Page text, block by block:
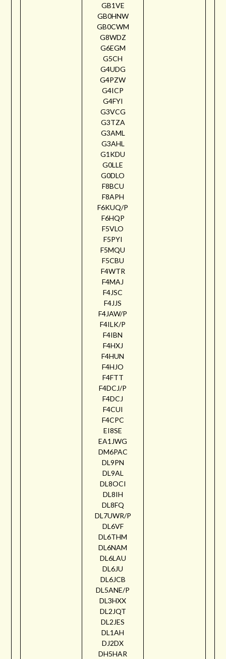
GB1VE
GB0HNW
GB0CWM
G8WDZ
G6EGM
G5CH
G4UDG
G4PZW
G4ICP
G4FYI
G3VCG
G3TZA
G3AML
G3AHL
G1KDU
G0LLE
G0DLO
F8BCU
F8APH
F6KUQ/P
F6HQP
F5VLO
F5PYI
F5MQU
F5CBU
F4WTR
F4MAJ
F4JSC
F4JJS
F4JAW/P
F4ILK/P
F4IBN
F4HXJ
F4HUN
F4HJO
F4FTT
F4DCJ/P
F4DCJ
F4CUI
F4CPC
EI8SE
EA1JWG
DM6PAC
DL9PN
DL9AL
DL8OCI
DL8IH
DL8FQ
DL7UWR/P
DL6VF
DL6THM
DL6NAM
DL6LAU
DL6JU
DL6JCB
DL5ANE/P
DL3HXX
DL2JQT
DL2JES
DL1AH
DJ2DX
DH5HAR